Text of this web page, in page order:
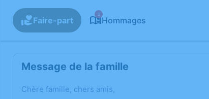
Faire-part
2
Hommages
Message de la famille
Chère famille, chers amis,